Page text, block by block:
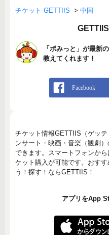
チケット GETTIIS > 中国
「ポみっと」が最新
教えてくれます！
チケット情報GETTIIS（ゲッ
ンサート・映画・音楽（観劇
できます。スマートフォンか
ケット購入が可能です。おす
う！探す！ならGETTIIS！
アプリをApp